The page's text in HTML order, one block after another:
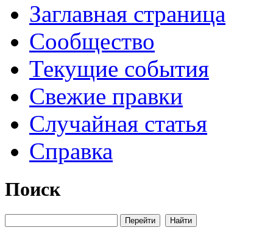
Заглавная страница
Сообщество
Текущие события
Свежие правки
Случайная статья
Справка
Поиск